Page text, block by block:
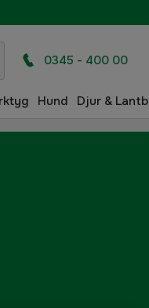
0345 - 400 00
Hund Djur &